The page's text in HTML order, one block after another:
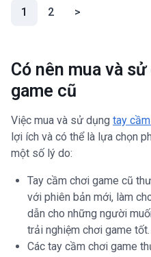
1 (current)
2 >
Có nên mua và
game cũ
Việc mua và sử dụng tay
lợi ích và có thể là lựa chọn
một số lý do:
Tay cầm chơi game cũ
với phiên bản mới, làm
dẫn cho những người
trải nghiệm chơi game tốt.
Các tay cầm chơi game